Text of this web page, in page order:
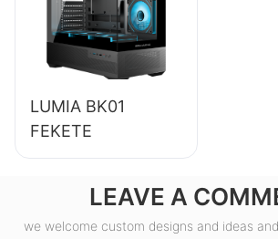
ESB550W
LUMIA BK01
FEKETE
LEAVE A
we welcome custom designs and ideas